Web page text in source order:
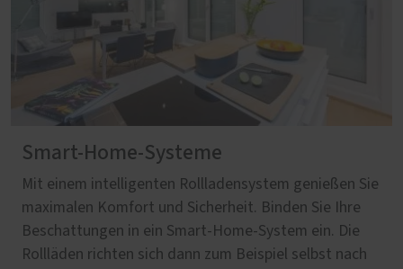
Smart-Home-Systeme
Mit einem intelligenten Rollladensystem genießen Sie
maximalen Komfort und Sicherheit. Binden Sie Ihre
Beschattungen in ein Smart-Home-System ein. Die
Rollläden richten sich dann zum Beispiel selbst nach